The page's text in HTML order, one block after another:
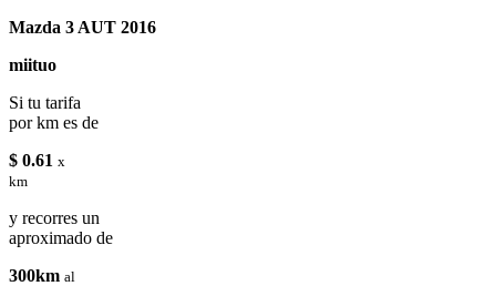
Mazda 3 AUT 2016
miituo
Si tu tarifa
por km es de
$ 0.61 x
km
y recorres un
aproximado de
300km al